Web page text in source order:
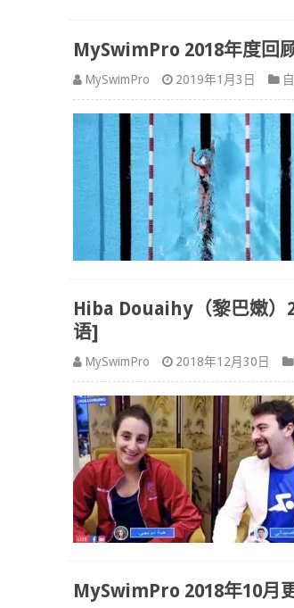
MySwimPro 2018年度回
MySwimPro 2019年1月3日
Hiba Douaihy（黎巴嫩）هبةدويهي| 2018年国际泳联世界锦标赛的#AskASwimPro秀 [英
语]
MySwimPro 2018年12月30日
MySwimPro 2018年10